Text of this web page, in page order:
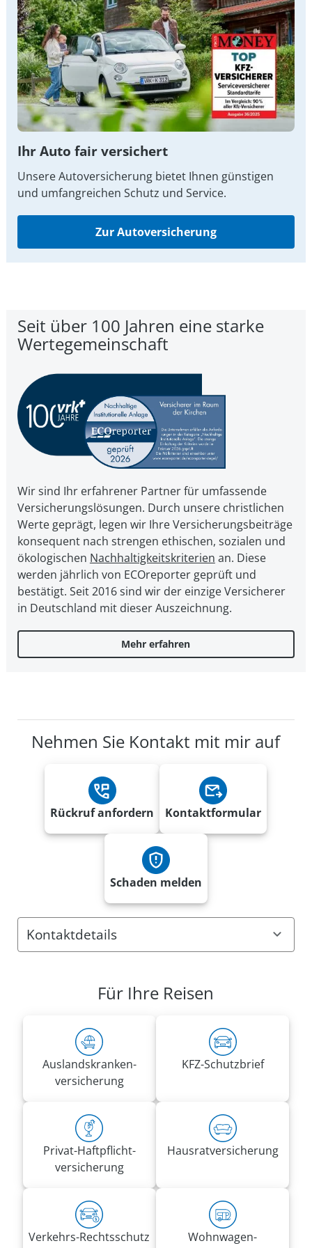
Ihr Auto fair versichert
Unsere Autoversicherung bietet Ihnen günstigen
und umfangreichen Schutz und Service.
Zur Autoversicherung
Seit über 100 Jahren eine starke
Wertegemeinschaft
Wir sind Ihr erfahrener Partner für umfassende
Versicherungslösungen. Durch unsere christ­li­chen
Werte geprägt, legen wir Ihre Ver­si­che­rungs­bei­trä­ge
kon­se­quent nach strengen ethischen, sozialen und
öko­lo­gi­schen Nach­hal­tig­keits­kri­te­ri­en an. Diese
werden jährlich von ECOreporter geprüft und
bestätigt. Seit 2016 sind wir der einzige Versicherer
in Deutschland mit dieser Auszeichnung.
Mehr erfahren
Nehmen Sie Kontakt mit mir auf
Rückruf anfordern Kontaktformular
Schaden melden
Kontaktdetails
Rufnummern:
0561 7085205
Mobil0171 7576954
klaus-peter.krempasky@vrk-ad.de
Für Ihre Reisen
Auslandskranken­
versicherung
KFZ-Schutzbrief
Privat-Haft­pflicht­
versicherung
Hausrat­versicherung
Verkehrs-Rechtsschutz
Wohnwagen­